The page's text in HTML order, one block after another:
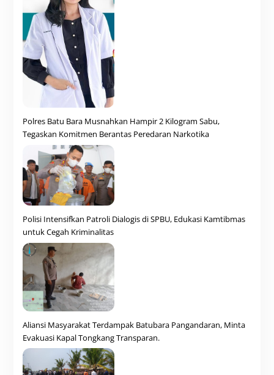
Polres Batu Bara Musnahkan Hampir 2 Kilogram Sabu,
Tegaskan Komitmen Berantas Peredaran Narkotika
Polisi Intensifkan Patroli Dialogis di SPBU, Edukasi Kamtibmas
untuk Cegah Kriminalitas
Aliansi Masyarakat Terdampak Batubara Pangandaran, Minta
Evakuasi Kapal Tongkang Transparan.